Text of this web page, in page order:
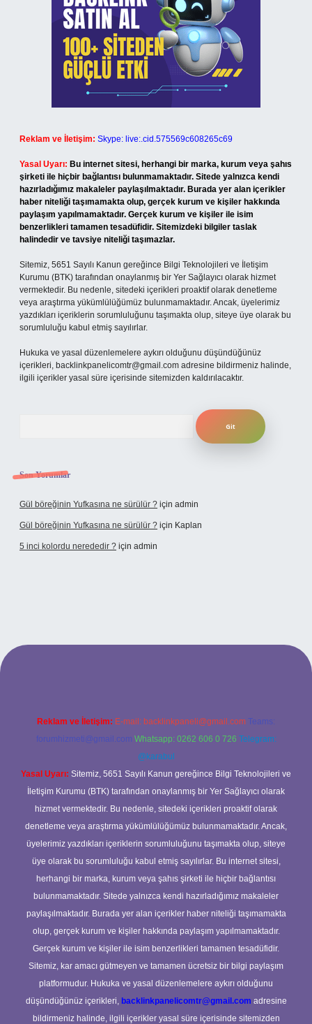
Reklam ve İletişim: Skype: live:.cid.575569c608265c69
Yasal Uyarı: Bu internet sitesi, herhangi bir marka, kurum veya şahıs
şirketi ile hiçbir bağlantısı bulunmamaktadır. Sitede yalnızca kendi
hazırladığımız makaleler paylaşılmaktadır. Burada yer alan içerikler
haber niteliği taşımamakta olup, gerçek kurum ve kişiler hakkında
paylaşım yapılmamaktadır. Gerçek kurum ve kişiler ile isim
benzerlikleri tamamen tesadüfidir. Sitemizdeki bilgiler taslak
halindedir ve tavsiye niteliği taşımazlar.
Sitemiz, 5651 Sayılı Kanun gereğince Bilgi Teknolojileri ve İletişim
Kurumu (BTK) tarafından onaylanmış bir Yer Sağlayıcı olarak hizmet
vermektedir. Bu nedenle, sitedeki içerikleri proaktif olarak denetleme
veya araştırma yükümlülüğümüz bulunmamaktadır. Ancak, üyelerimiz
yazdıkları içeriklerin sorumluluğunu taşımakta olup, siteye üye olarak bu
sorumluluğu kabul etmiş sayılırlar.
Hukuka ve yasal düzenlemelere aykırı olduğunu düşündüğünüz
içerikleri, backlinkpanelicomtr@gmail.com adresine bildirmeniz halinde,
ilgili içerikler yasal süre içerisinde sitemizden kaldırılacaktır.
Son Yorumlar
Gül böreğinin Yufkasına ne sürülür ? için admin
Gül böreğinin Yufkasına ne sürülür ? için Kaplan
5 inci kolordu nerededir ? için admin
Reklam ve İletişim: E-mail: backlinkpaneli@gmail.com Teams:
forumhizmeti@gmail.com Whatsapp: 0262 606 0 726 Telegram:
@karabul
Yasal Uyarı: Sitemiz, 5651 Sayılı Kanun gereğince Bilgi Teknolojileri ve
İletişim Kurumu (BTK) tarafından onaylanmış bir Yer Sağlayıcı olarak
hizmet vermektedir. Bu nedenle, sitedeki içerikleri proaktif olarak
denetleme veya araştırma yükümlülüğümüz bulunmamaktadır. Ancak,
üyelerimiz yazdıkları içeriklerin sorumluluğunu taşımakta olup, siteye
üye olarak bu sorumluluğu kabul etmiş sayılırlar. Bu internet sitesi,
herhangi bir marka, kurum veya şahıs şirketi ile hiçbir bağlantısı
bulunmamaktadır. Sitede yalnızca kendi hazırladığımız makaleler
paylaşılmaktadır. Burada yer alan içerikler haber niteliği taşımamakta
olup, gerçek kurum ve kişiler hakkında paylaşım yapılmamaktadır.
Gerçek kurum ve kişiler ile isim benzerlikleri tamamen tesadüfidir.
Sitemiz, kar amacı gütmeyen ve tamamen ücretsiz bir bilgi paylaşım
platformudur. Hukuka ve yasal düzenlemelere aykırı olduğunu
düşündüğünüz içerikleri, backlinkpanelicomtr@gmail.com adresine
bildirmeniz halinde, ilgili içerikler yasal süre içerisinde sitemizden